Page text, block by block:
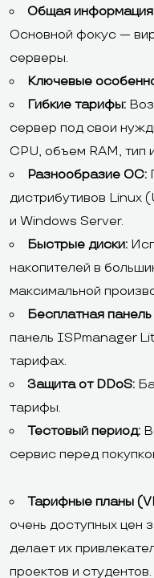
Общая
Основной фокус —
серверы.
Ключевые
Гибкие тарифы:
сервер под свои
CPU, объем RAM, тип
Разнообразие ОС:
дистрибутивов Linux
и Windows Server.
Быстрые диски:
накопителей в
максимальной
Бесплатная
панель ISPmanager
тарифах.
Защита от DDoS:
тарифы.
Тестовый период:
сервис перед
Тарифные планы
очень доступных цен
делает их
проектов и